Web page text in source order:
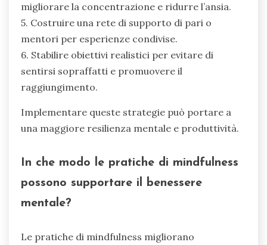
migliorare la concentrazione e ridurre l’ansia.
5. Costruire una rete di supporto di pari o
mentori per esperienze condivise.
6. Stabilire obiettivi realistici per evitare di
sentirsi sopraffatti e promuovere il
raggiungimento.
Implementare queste strategie può portare a
una maggiore resilienza mentale e produttività.
In che modo le pratiche di mindfulness
possono supportare il benessere
mentale?
Le pratiche di mindfulness migliorano